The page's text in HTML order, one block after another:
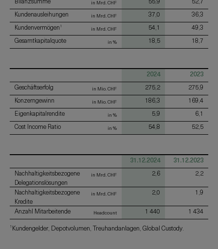
in Mrd. CHF
Kundenausleihungen
in Mrd. CHF 37,0
36,3
Kundenvermögen1 in Mrd. CHF 54,1
49,3
Gesamtkapitalquote
in % 18,5 18,7
2024
2023
Geschäftserfolg
in Mio. CHF 275,2
275,9
Konzerngewinn
in Mio. CHF 186,3
169,4
Eigenkapitalrendite
in % 5,9
6,1
Cost Income Ratio
in % 54,8 52,5
31.12.2024
31.12.2023
Nachhaltigkeitsbezogene
Delegationslösungen
in Mrd. CHF 2,6 2,2
Nachhaltigkeitsbezogene
Kredite
in Mrd. CHF 2,0 1,9
Anzahl Mitarbeitende Headcount 1 440 1 434
1 Kundengelder, Depotvolumen, Treuhandanlagen, Global Custody.